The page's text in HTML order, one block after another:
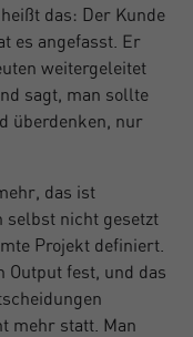
das: Der Kunde
es angefasst. Er
weitergeleitet
sagt, man sollte
überdenken, nur
das ist
selbst nicht gesetzt
Projekt definiert.
Output fest, und das
mehr statt. Man